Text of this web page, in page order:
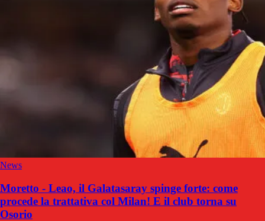
News
Moretto - Leao, il Galatasaray spinge forte: come
procede la trattativa col Milan! E il club torna su
Osorio